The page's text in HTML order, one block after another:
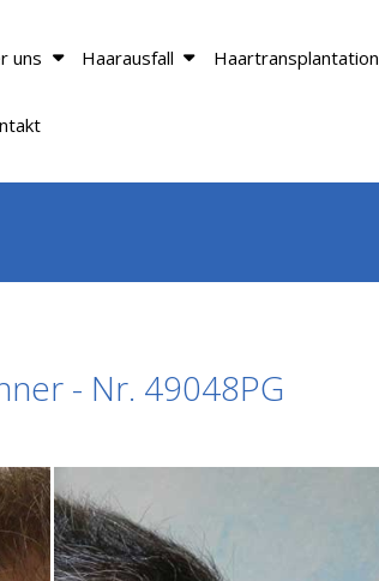
uns Haarausfall Haartransplantation
- Nr. 49048PG